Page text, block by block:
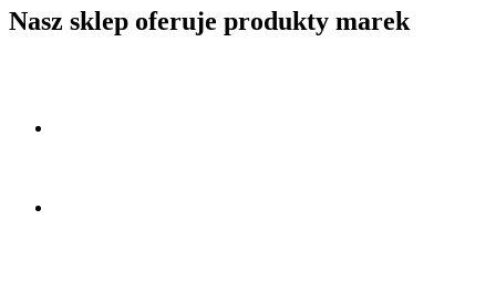
Nasz sklep oferuje produkty marek